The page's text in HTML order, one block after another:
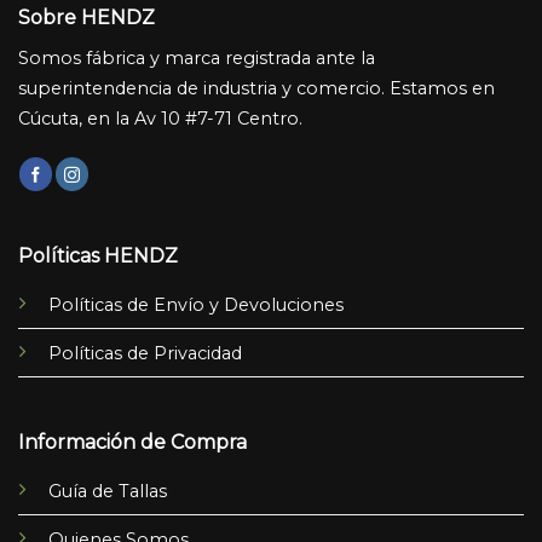
Sobre HENDZ
Somos fábrica y marca registrada ante la
superintendencia de industria y comercio. Estamos en
Cúcuta, en la Av 10 #7-71 Centro.
Políticas HENDZ
Políticas de Envío y Devoluciones
Políticas de Privacidad
Información de Compra
Guía de Tallas